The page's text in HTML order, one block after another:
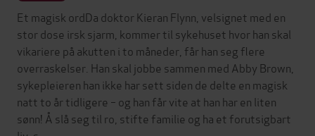
Et magisk ordDa doktor Kieran Flynn, velsignet med en
stor dose irsk sjarm, kommer til sykehuset hvor han skal
vikariere på akutten i to måneder, får han seg flere
overraskelser. Han skal jobbe sammen med Abby Brown,
sykepleieren han ikke har sett siden de delte en magisk
natt to år tidligere – og han får vite at han har en liten
sønn! Å slå seg til ro, stifte familie og ha et forutsigbart